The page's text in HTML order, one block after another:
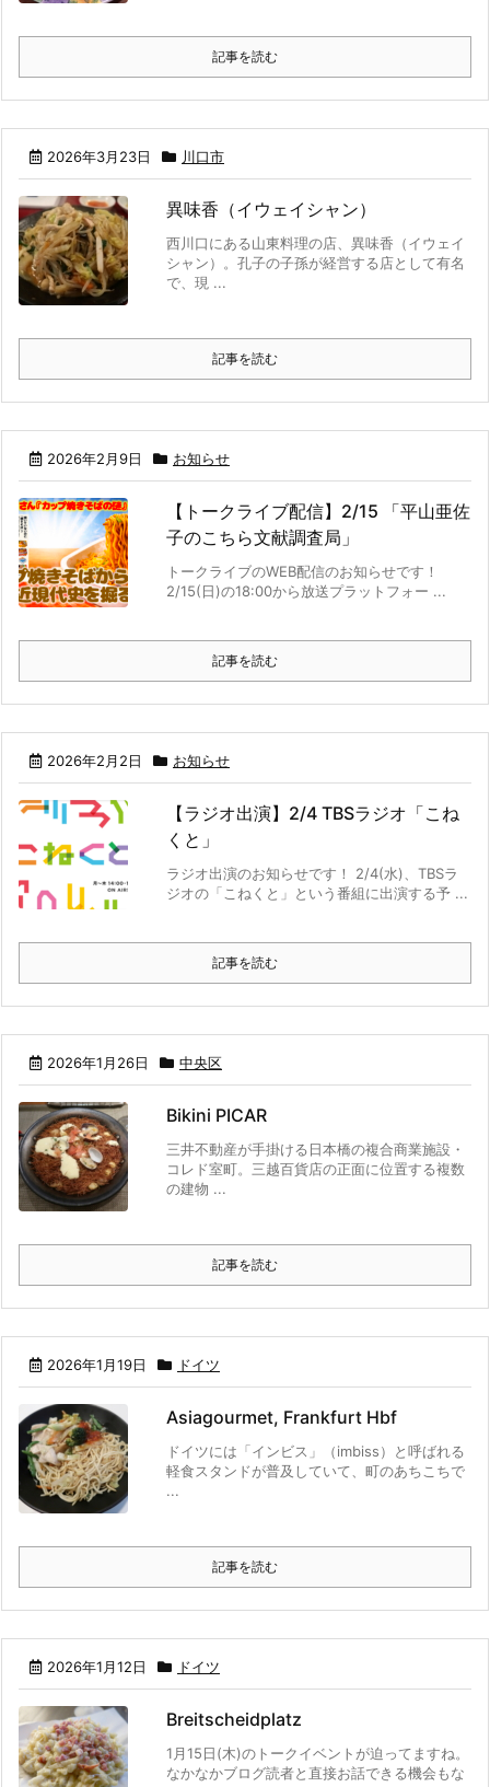
記事を読む
2026年3月23日 川口市
異味香（イウェイシャン）
西川口にある山東料理の店、異味香（イウェイ
シャン）。孔子の子孫が経営する店として有名
で、現 ...
記事を読む
2026年2月9日 お知らせ
【トークライブ配信】2/15 「平山亜佐
子のこちら文献調査局」
トークライブのWEB配信のお知らせです！
2/15(日)の18:00から放送プラットフォー ...
記事を読む
2026年2月2日 お知らせ
【ラジオ出演】2/4 TBSラジオ「こね
くと」
ラジオ出演のお知らせです！ 2/4(水)、TBSラ
ジオの「こねくと」という番組に出演する予 ...
記事を読む
2026年1月26日 中央区
Bikini PICAR
三井不動産が手掛ける日本橋の複合商業施設・
コレド室町。三越百貨店の正面に位置する複数
の建物 ...
記事を読む
2026年1月19日 ドイツ
Asiagourmet, Frankfurt Hbf
ドイツには「インビス」（imbiss）と呼ばれる
軽食スタンドが普及していて、町のあちこちで
...
記事を読む
2026年1月12日 ドイツ
Breitscheidplatz
1月15日(木)のトークイベントが迫ってますね。
なかなかブログ読者と直接お話できる機会もな